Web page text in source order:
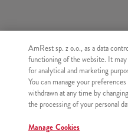
Nie znaleziono produktu
AmRest sp. z o.o., as a data
functioning of the website. It
for analytical and marketing
You can manage your
withdrawn at any time by
the processing of your personal
Manage Cookies